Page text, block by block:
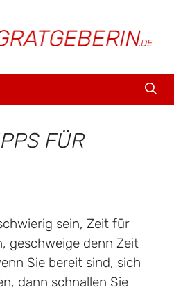
FÜR
sein, Zeit für
geschweige denn Zeit
Sie bereit sind, sich
dann schnallen Sie